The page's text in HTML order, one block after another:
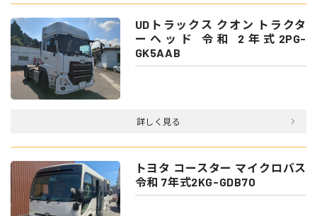
UDトラックス クオン トラクタ
ーヘッド 令和 2年式2PG-
GK5AAB
詳しく見る
トヨタ コースター マイクロバス
令和 7年式2KG-GDB70